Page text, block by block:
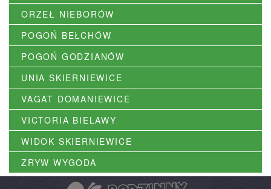
ORZEŁ NIEBORÓW
POGOŃ BEŁCHÓW
POGOŃ GODZIANÓW
UNIA SKIERNIEWICE
VAGAT DOMANIEWICE
VICTORIA BIELAWY
WIDOK SKIERNIEWICE
ZRYW WYGODA